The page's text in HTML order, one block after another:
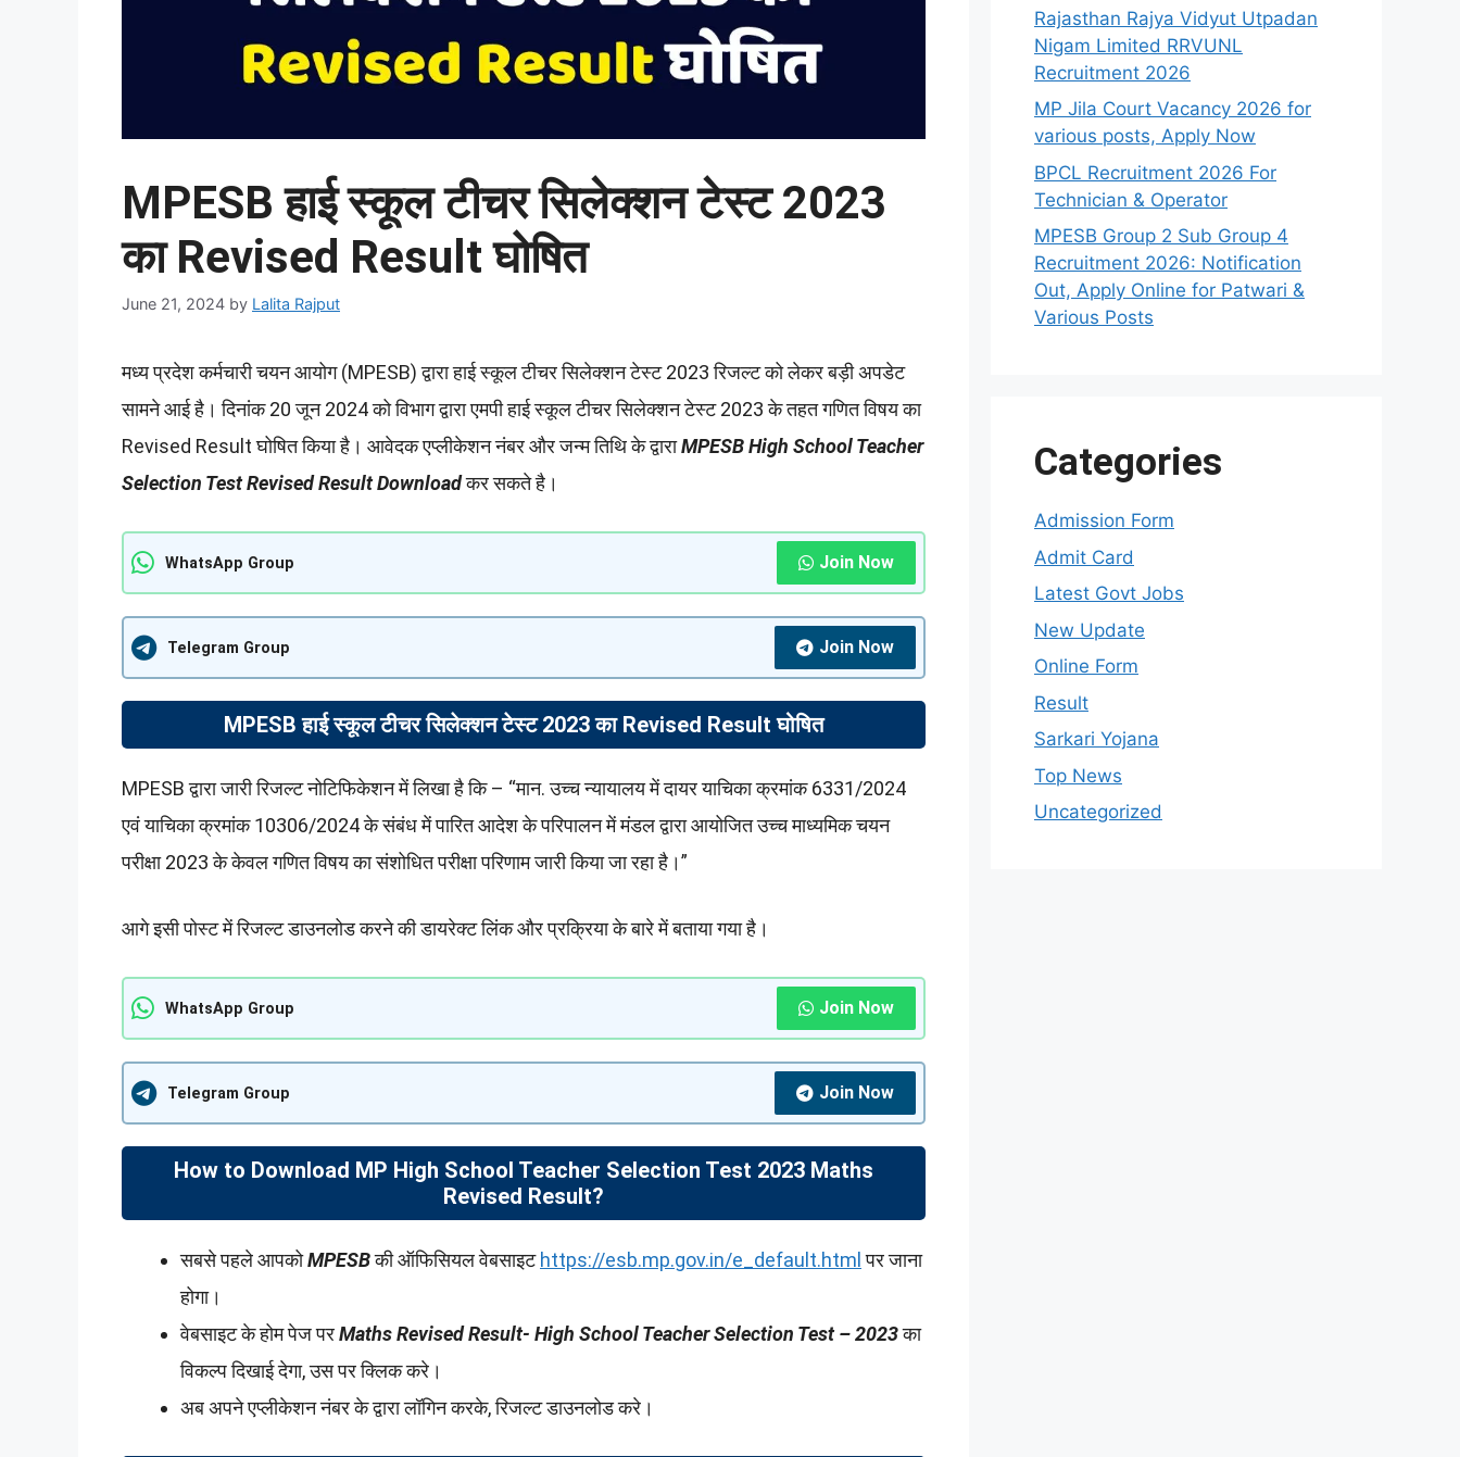
MPESB हाई स्कूल टीचर सिलेक्शन टेस्ट 2023
का Revised Result घोषित
June 21, 2024 by Lalita Rajput
मध्य प्रदेश कर्मचारी चयन आयोग (MPESB) द्वारा हाई स्कूल टीचर सिलेक्शन टेस्ट 2023 रिजल्ट को लेकर बड़ी अपडेट
सामने आई है। दिनांक 20 जून 2024 को विभाग द्वारा एमपी हाई स्कूल टीचर सिलेक्शन टेस्ट 2023 के तहत गणित विषय का
Revised Result घोषित किया है। आवेदक एप्लीकेशन नंबर और जन्म तिथि के द्वाराMPESB High School Teacher
Selection Test Revised Result Downloadकर सकते है।
WhatsApp Group Join Now
Telegram Group Join Now
MPESB हाई स्कूल टीचर सिलेक्शन टेस्ट 2023 का Revised Result घोषित
MPESB द्वारा जारी रिजल्ट नोटिफिकेशन में लिखा है कि – “मान. उच्च न्यायालय में दायर याचिका क्रमांक 6331/2024
एवं याचिका क्रमांक 10306/2024 के संबंध में पारित आदेश के परिपालन में मंडल द्वारा आयोजित उच्च माध्यमिक चयन
परीक्षा 2023 के केवल गणित विषय का संशोधित परीक्षा परिणाम जारी किया जा रहा है।”
आगे इसी पोस्ट में रिजल्ट डाउनलोड करने की डायरेक्ट लिंक और प्रक्रिया के बारे में बताया गया है।
WhatsApp Group Join Now
Telegram Group Join Now
How to Download MP High School Teacher Selection Test 2023 Maths
Revised Result?
सबसे पहले आपकोMPESBकी ऑफिसियल वेबसाइट https://esb.mp.gov.in/e_default.html पर जाना
होगा।
वेबसाइट के होम पेज परMaths Revised Result- High School Teacher Selection Test – 2023का
विकल्प दिखाई देगा, उस पर क्लिक करे।
अब अपने एप्लीकेशन नंबर के द्वारा लॉगिन करके, रिजल्ट डाउनलोड करे।
Rajasthan Rajya Vidyut Utpadan
Nigam Limited RRVUNL
Recruitment 2026
MP Jila Court Vacancy 2026 for
various posts, Apply Now
BPCL Recruitment 2026 For
Technician & Operator
MPESB Group 2 Sub Group 4
Recruitment 2026: Notification
Out, Apply Online for Patwari &
Various Posts
Categories
Admission Form
Admit Card
Latest Govt Jobs
New Update
Online Form
Result
Sarkari Yojana
Top News
Uncategorized